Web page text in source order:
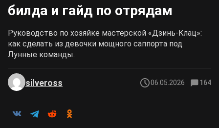
Новости Honkai: Star Rail
Новости Zenless Zone Zero
Genshin Impact
Honkai: Star Rail
Neverness to Everness
Билды
Билды Genshin Impact
Билды Zenless Zone Zero
Интересное
Рейтинги
Аниме
Фильмы и сериалы
билда и гайд по отрядам
Руководство по хозяйке мастерской «Дзинь-Клац»:
как сделать из девочки мощного саппорта под
Лунные команды.
silveross 06.05.2026 164